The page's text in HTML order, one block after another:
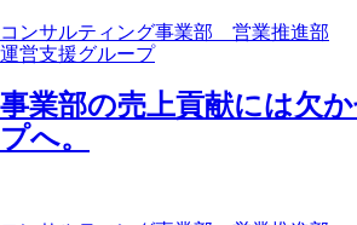
コンサルティング事業部 営業推進部
運営支援グループ
事業部の売上貢献には欠
プへ。